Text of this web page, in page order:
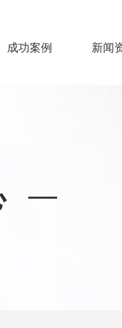
成功案例 新闻